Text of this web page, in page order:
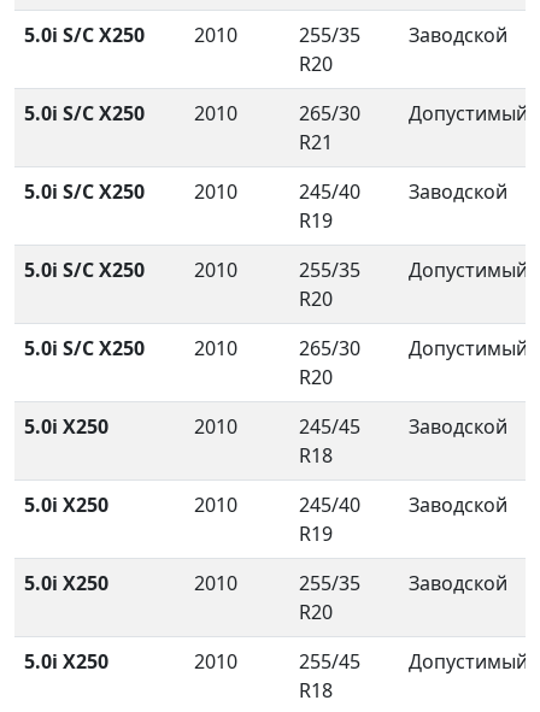
5.0i S/C X250 2010
255/35
R20
Заводской
5.0i S/C X250 2010
265/30
R21
Допустимый
5.0i S/C X250 2010
245/40
R19
Заводской
5.0i S/C X250 2010
255/35
R20
Допустимый
5.0i S/C X250 2010
265/30
R20
Допустимый
5.0i X250 2010
245/45
R18
Заводской
5.0i X250 2010
245/40
R19
Заводской
5.0i X250 2010
255/35
R20
Заводской
5.0i X250 2010
255/45
R18
Допустимый